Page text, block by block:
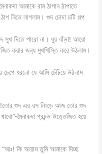
আমাকে রাম ঠাপান ঠাপাতে
নিতে লাগলাম। গুদ চোদা চটি গল্প
সুখ দিতে পারো না। ধুর বাঁড়া! আরো
করার জন্য মুখখিস্তি করে উঠলাম।
ধরলো যে আমি চেঁচিয়ে উঠলাম
গুদ এর রস নিংড়ে আজ তোর গুদ
মৈনাকদা প্রচন্ড উত্তেজিত হয়ে
“আঃ! কি আরাম তুমি আমাকে দিচ্ছ